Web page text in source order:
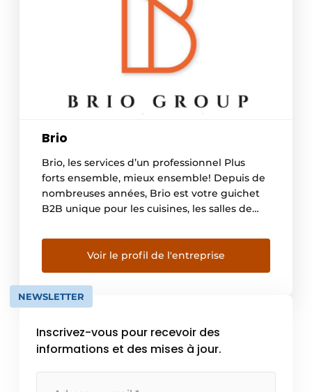
Brio
Brio, les services d’un professionnel Plus
forts ensemble, mieux ensemble! Depuis de
nombreuses années, Brio est votre guichet
B2B unique pour les cuisines, les salles de
faisons office de point de contact unique et
de relais entre les fournisseurs, les
installateurs, les détaillants et les clients.
Nous nous donnons […]
Voir le profil de l'entreprise
NEWSLETTER
Inscrivez-vous pour recevoir des
informations et des mises à jour.